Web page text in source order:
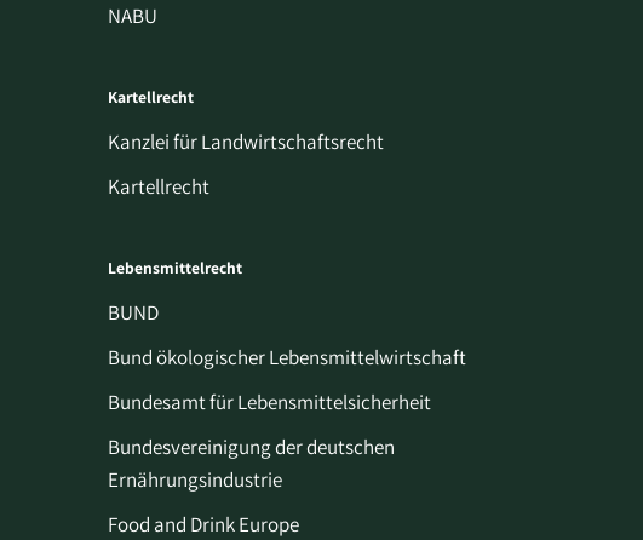
NABU
Kartellrecht
Kanzlei für Landwirtschaftsrecht
Kartellrecht
Lebensmittelrecht
BUND
Bund ökologischer Lebensmittelwirtschaft
Bundesamt für Lebensmittelsicherheit
Bundesvereinigung der deutschen
Ernährungsindustrie
Food and Drink Europe